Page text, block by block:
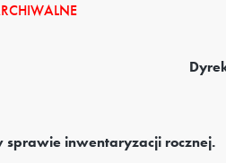
sprawie inwentaryzacji rocznej.